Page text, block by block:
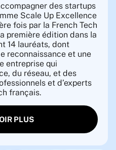
des startups
Scale Up Excellence
fois par la French Tech
première édition dans la
14 lauréats, dont
reconnaissance et une
entreprise qui
du réseau, et des
et d’experts
français.
PLUS